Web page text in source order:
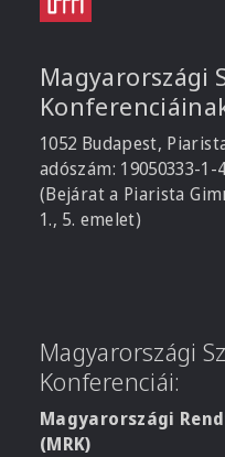
Magyarországi
1052 Budapest,
adószám: 19050333-1-
(Bejárat a Piarista
1., 5. emelet)
Magyarországi
Konferenciái:
Magyarországi
(MRK)